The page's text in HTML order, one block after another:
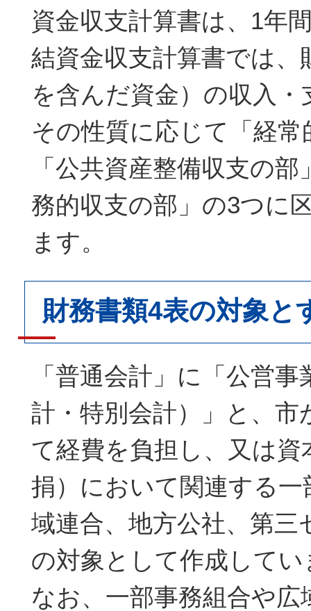
資金収支計算書は、1年
結資金収支計算書では、
を含んだ資金）の収入
その性質に応じて「経常
「公共資産整備収支の
務的収支の部」の3つに
ます。
財務書類4表の対象と
「普通会計」に「公営
計・特別会計）」と、市
て経費を負担し、又は資
捐）において関連する一
域連合、地方公社、第三
の対象として作成してい
なお、一部事務組合や広